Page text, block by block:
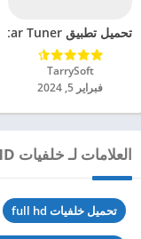
تحميل تطبيق Guitar Tuner مهكر للاندرويد 2024
TarrySoft‏
فبراير 5, 2024
العلامات لـ خلفيات FULL HD - صور 4K
تحميل خلفيات full hd